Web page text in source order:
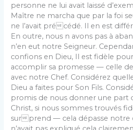
personne ne lui avait laissé
Maître ne marcha que par la foi
ne l’avait précédé. Il en est
En outre, nous n avons pas à
n’en eut notre Seigneur.
confions en Dieu, Il est fidèle
accomplir sa promesse — celle
avec notre Chef. Considérez
Dieu a faites pour Son Fils.
promis de nous donner une part
Christ, si nous sommes trouvés
surprend — cela dépasse notre